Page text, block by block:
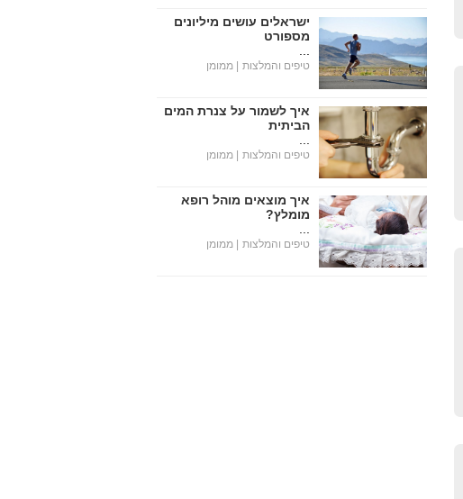
ישראלים עושים מיליונים
מספורט
טיפים והמלצות | ממומן
איך לשמור על צנרת המים
הביתית
טיפים והמלצות | ממומן
איך מוצאים מוהל רופא
מומלץ?
טיפים והמלצות | ממומן